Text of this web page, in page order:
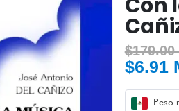
$179.00
$6.91
Peso